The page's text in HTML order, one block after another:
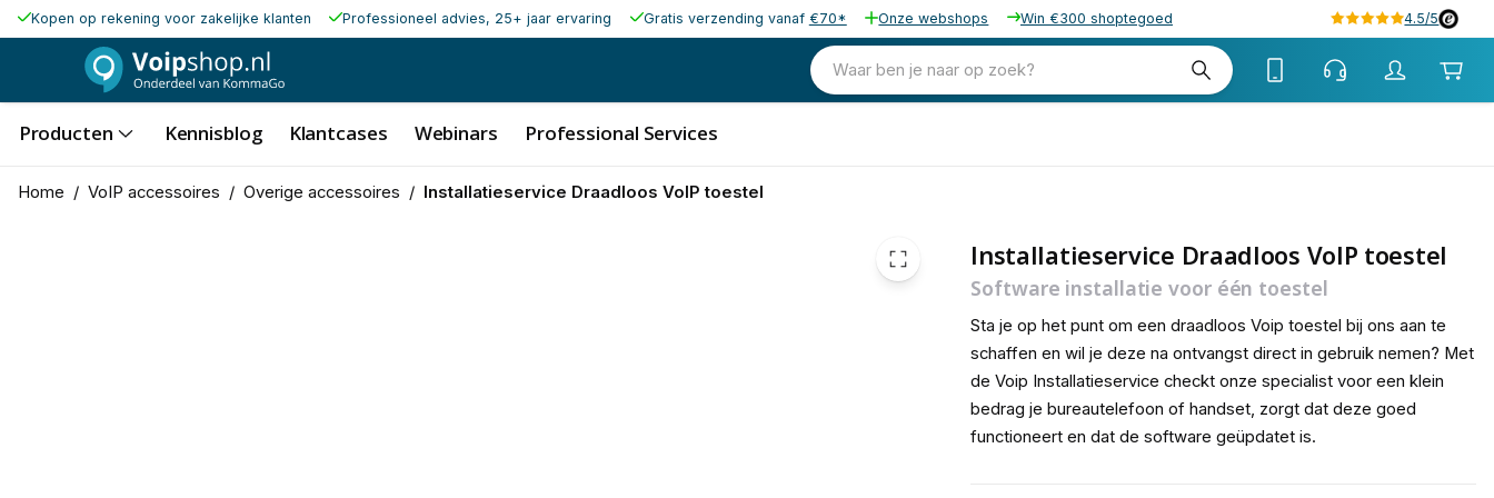
Kopen op rekening voor zakelijke klanten Professioneel advies, 25+ jaar ervaring Gratis verzending vanaf €70* Onze webshops Win €300 shoptegoed 4.5/5
Waar ben je naar op zoek?
Producten Kennisblog Klantcases Webinars Professional Services
Home / VoIP accessoires / Overige accessoires / Installatieservice Draadloos VoIP toestel
Installatieservice Draadloos VoIP toestel
Software installatie voor één toestel
Sta je op het punt om een draadloos Voip toestel bij ons aan te
schaffen en wil je deze na ontvangst direct in gebruik nemen? Met
de Voip Installatieservice checkt onze specialist voor een klein
bedrag je bureautelefoon of handset, zorgt dat deze goed
functioneert en dat de software geüpdatet is.
10,00 excl. btw
12,10 incl. btw